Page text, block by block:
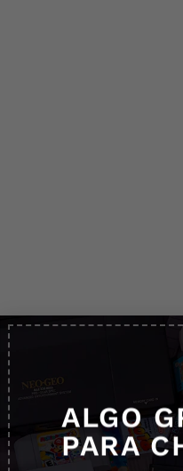
ALGO
PARA
(0)
um poderoso
MHz, com latncias